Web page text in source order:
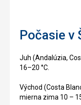
Počasie v
Juh (Andalúzia,
16–20 °C.
Východ (Costa
mierna zima 10 – 15